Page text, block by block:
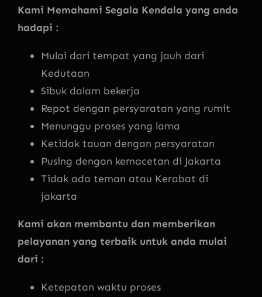
Kami Memahami Segala Kendala yang anda
hadapi :
Mulai dari tempat yang jauh dari
Kedutaan
Sibuk dalam bekerja
Repot dengan persyaratan yang rumit
Menunggu proses yang lama
Ketidak tauan dengan persyaratan
Pusing dengan kemacetan di Jakarta
Tidak ada teman atau Kerabat di
jakarta
Kami akan membantu dan memberikan
pelayanan yang terbaik untuk anda mulai
dari :
Ketepatan waktu proses